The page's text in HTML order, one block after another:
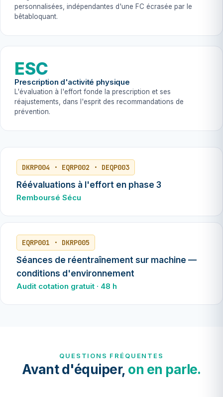
personnalisées, indépendantes d'une FC écrasée par le
bêtabloquant.
ESC
Prescription d'activité physique
L'évaluation à l'effort fonde la prescription et ses
réajustements, dans l'esprit des recommandations de
prévention.
DKRP004 · EQRP002 · DEQP003
Réévaluations à l'effort en phase 3
Remboursé Sécu
EQRP001 · DKRP005
Séances de réentraînement sur machine —
conditions d'environnement
Audit cotation gratuit · 48 h
QUESTIONS FRÉQUENTES
Avant d'équiper, on en parle.